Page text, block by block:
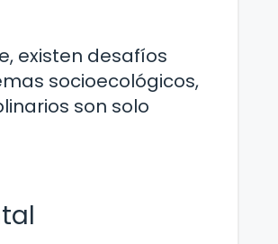
existen desafíos
socioecológicos,
son solo